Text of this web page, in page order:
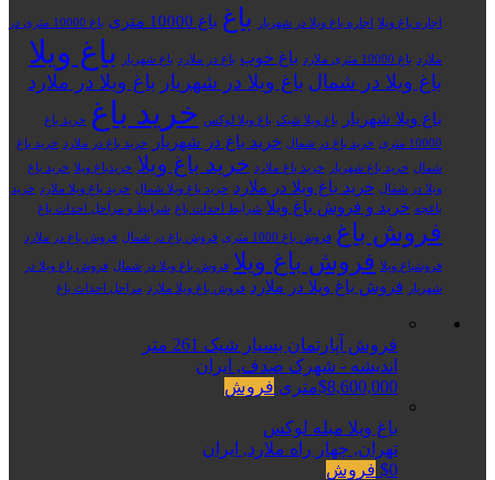
اجاره باغ ویلا اجاره باغ ویلا در شهریار باغ باغ 10000 متری باغ 10000 متری در
ملارد باغ 10000 متری ملارد باغ خوب باغ در ملارد باغ شهریار باغ ویلا
باغ ویلا در شمال باغ ویلا در شهریار باغ ویلا در ملارد
باغ ویلا شهریار باغ ویلا شیک باغ ویلا لوکس خرید باغ خرید باغ
10000 متری
خرید باغ در شمال خرید باغ در شهریار خرید باغ در ملارد
خرید باغ
شمال خرید باغ شهریار خرید باغ ملارد خرید باغ ویلا خریدباغ ویلا خرید باغ
ویلا در شمال خرید باغ ویلا در ملارد خرید باغ ویلا شمال خرید باغ ویلا ملارد
خرید
باغچه خرید و فروش باغ ویلا شرایط احداث باغ شرایط و مراحل احداث باغ
فروش باغ فروش باغ 1000 متری فروش باغ در شمال فروش باغ در ملارد
فروشباغ ویلا فروش باغ ویلا فروش باغ ویلا در شمال فروش باغ ویلا در
شهریار
فروش باغ ویلا در ملارد فروش باغ ویلا ملارد مراحل احداث باغ
فروش آپارتمان بسیار شیک 261 متر
اندیشه - شهرک صدف, ایران
$8,600,000متری
فروش
باغ ویلا مبله لوکس
تهران, چهار راه ملارد, ایران
$0 فروش